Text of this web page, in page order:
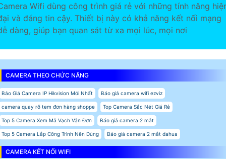
Wifi dùng công trình giá rẻ với những tính năng
và đáng tin cậy. Thiết bị này có khả năng kết nối mạng
dàng, giúp bạn quan sát từ xa mọi lúc, mọi nơi
CAMERA THEO CHỨC NĂNG
Báo Giá Camera IP Hikvision Mới Nhất Báo giá camera wifi ezviz
camera quay rõ tem đơn hàng shoppe Top Camera Sắc Nét Giá Rẻ
Top 5 Camera Xem Mã Vạch Vận Đơn Báo giá camera 2 mắt
Top 5 Camera Lắp Công Trình Nên Dùng Báo giá camera 2 mắt dahua
CAMERA KẾT NỐI WIFI